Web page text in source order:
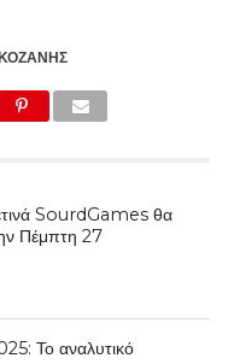
SourdGames θα
Πέμπτη 27
Το αναλυτικό